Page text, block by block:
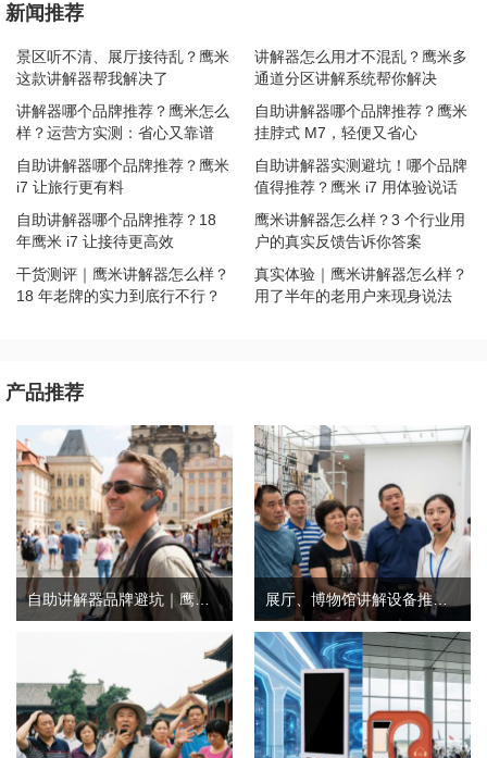
新闻推荐
景区听不清、展厅接待乱？鹰米
这款讲解器帮我解决了
讲解器怎么用才不混乱？鹰米多
通道分区讲解系统帮你解决
讲解器哪个品牌推荐？鹰米怎么
样？运营方实测：省心又靠谱
自助讲解器哪个品牌推荐？鹰米
挂脖式 M7，轻便又省心
自助讲解器哪个品牌推荐？鹰米
i7 让旅行更有料
自助讲解器实测避坑！哪个品牌
值得推荐？鹰米 i7 用体验说话
自助讲解器哪个品牌推荐？18
年鹰米 i7 让接待更高效
鹰米讲解器怎么样？3 个行业用
户的真实反馈告诉你答案
干货测评｜鹰米讲解器怎么样？
18 年老牌的实力到底行不行？
真实体验｜鹰米讲解器怎么样？
用了半年的老用户来现身说法
产品推荐
自助讲解器品牌避坑｜鹰米自助讲解器，实测好用不踩雷 展厅、博物馆讲解设备推荐｜分区讲解系统，解决多团队接待核心痛点